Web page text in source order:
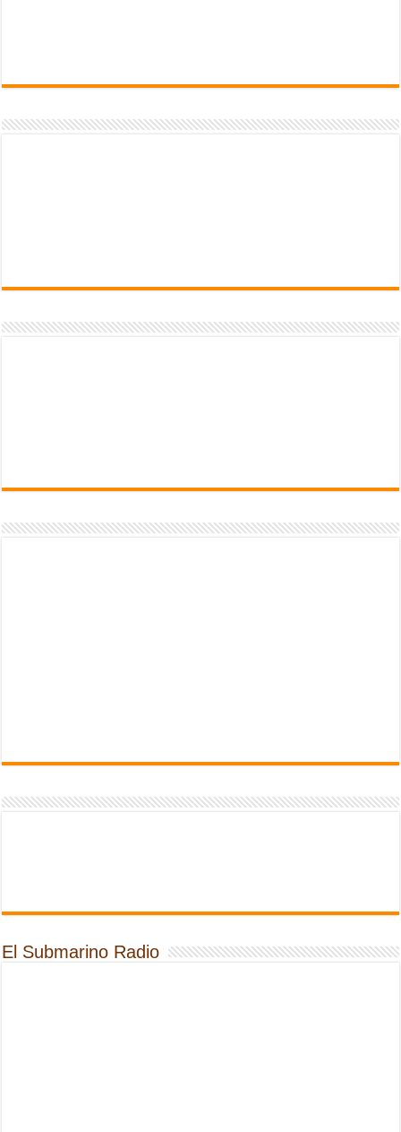
El Submarino Radio